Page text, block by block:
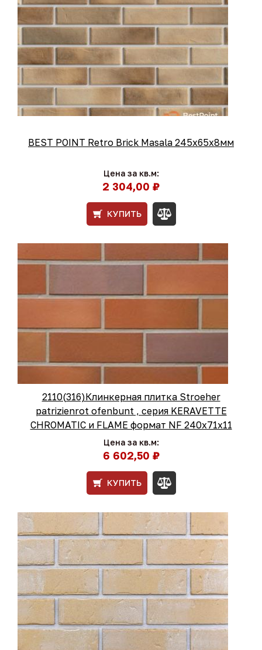
BEST POINT Retro Brick Masala 245x65x8мм
Цена за кв.м:
2 304,00 ₽
КУПИТЬ
2110(316)Клинкерная плитка Stroeher
patrizienrot ofenbunt , серия KERAVETTE
CHROMATIC и FLAME формат NF 240х71х11
Цена за кв.м:
6 602,50 ₽
КУПИТЬ